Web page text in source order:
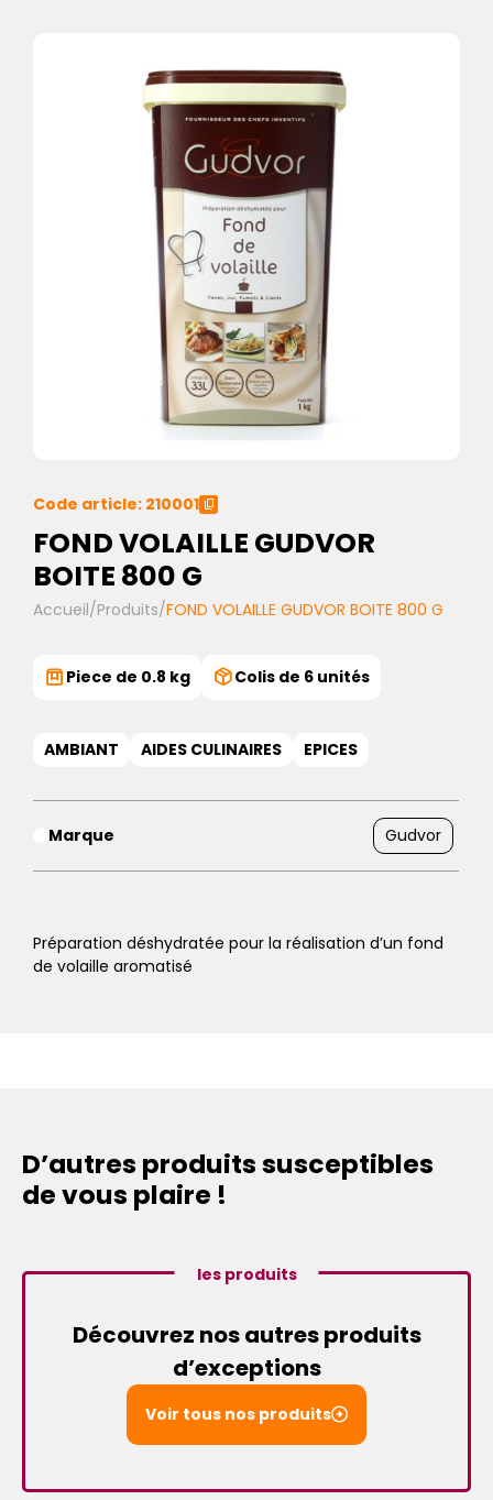
Code article: 210001
FOND VOLAILLE GUDVOR
BOITE 800 G
Accueil/Produits/FOND VOLAILLE GUDVOR BOITE 800 G
Piece de 0.8 kg Colis de 6 unités
AMBIANT AIDES CULINAIRES EPICES
Marque Gudvor
Préparation déshydratée pour la réalisation d’un fond
de volaille aromatisé
D’autres produits susceptibles
de vous plaire !
les produits
Découvrez nos autres produits
d’exceptions
Voir tous nos produits